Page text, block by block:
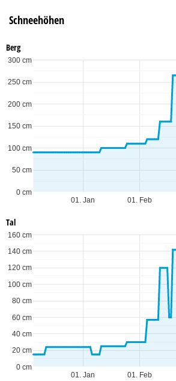
Schneehöhen
Berg
01. Jan 01. Feb
0 cm
50 cm
100 cm
150 cm
200 cm
250 cm
300 cm
Tal
01. Jan 01. Feb
0 cm
20 cm
40 cm
60 cm
80 cm
100 cm
120 cm
140 cm
160 cm